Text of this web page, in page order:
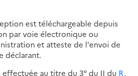
est téléchargeable depuis
par voie électronique ou
et atteste de l'envoi de
déclarant.
effectuée au titre du 3° du II du R.